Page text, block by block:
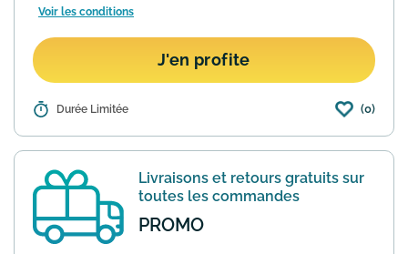
Voir les conditions
J'en profite
Détails : Abonnez-vous aux e-mails du site
votre 1ère commande et recevoir en
VIP, les concours et bi...En savoir plus
Durée Limitée (0)
Livraisons et retours gratuits sur
toutes les commandes
PROMO